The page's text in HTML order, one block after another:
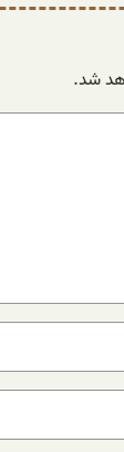
شد.